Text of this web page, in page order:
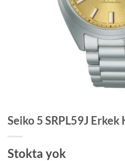
Seiko 5 SRPL59J Erkek
Stokta yok